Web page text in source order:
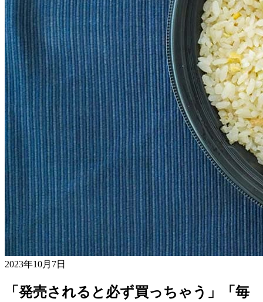
2023年10月7日
「発売されると必ず買っちゃう」「毎